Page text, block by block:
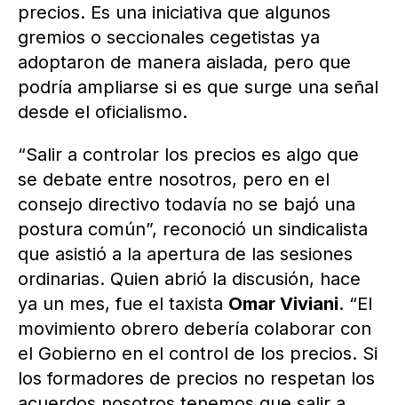
precios. Es una iniciativa que algunos
gremios o seccionales cegetistas ya
adoptaron de manera aislada, pero que
podría ampliarse si es que surge una señal
desde el oficialismo.
“Salir a controlar los precios es algo que
se debate entre nosotros, pero en el
consejo directivo todavía no se bajó una
postura común”, reconoció un sindicalista
que asistió a la apertura de las sesiones
ordinarias. Quien abrió la discusión, hace
ya un mes, fue el taxista Omar Viviani. “El
movimiento obrero debería colaborar con
el Gobierno en el control de los precios. Si
los formadores de precios no respetan los